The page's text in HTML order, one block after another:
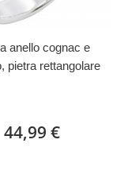
anello cognac e
pietra rettangolare
44,99 €